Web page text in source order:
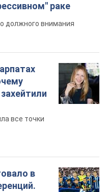
раке
должного внимания
все точки
в